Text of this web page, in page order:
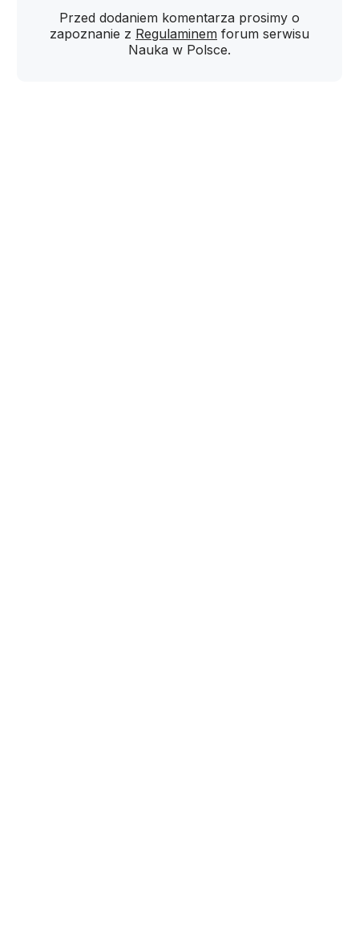
Przed dodaniem komentarza prosimy o
zapoznanie z Regulaminem forum serwisu
Nauka w Polsce.